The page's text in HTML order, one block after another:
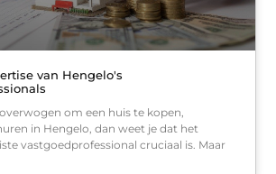
van Hengelo's
om een huis te kopen,
in Hengelo, dan weet je dat het
vastgoedprofessional cruciaal is. Maar